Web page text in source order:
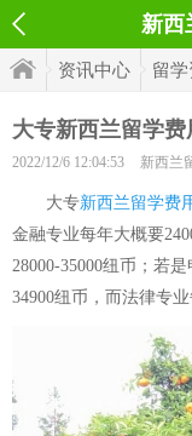
新西
资讯中心 留
大专新西兰留学费
2022/12/6 12:04:53 新西兰
大专新西兰留学费
金融专业每年大概要
28000-35000纽币；若
34900纽币，而法律专业